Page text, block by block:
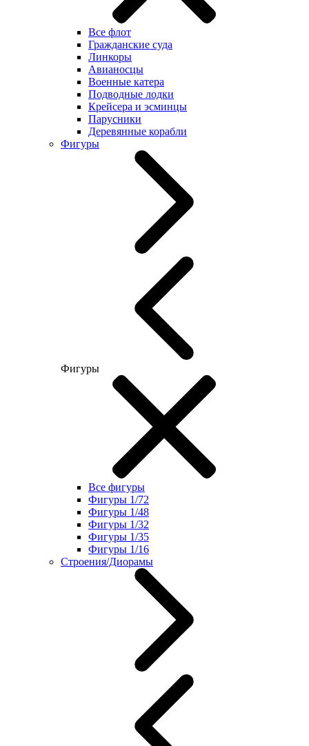
Все флот
Гражданские суда
Линкоры
Авианосцы
Военные катера
Подводные лодки
Крейсера и эсминцы
Парусники
Деревянные корабли
Фигуры
Фигуры
Все фигуры
Фигуры 1/72
Фигуры 1/48
Фигуры 1/32
Фигуры 1/35
Фигуры 1/16
Строения/Диорамы